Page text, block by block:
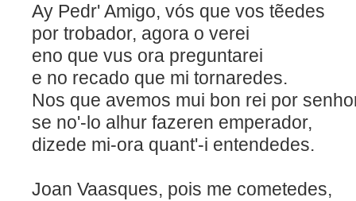
Ay Pedr' Amigo, vós que vos tẽedes
por trobador, agora o verei
eno que vus ora preguntarei
e no recado que mi tornaredes.
Nos que avemos mui bon rei
se no'-lo alhur fazeren emperador,
dizede mi-ora quant'-i entendedes.
Joan Vaasques, pois me cometedes,